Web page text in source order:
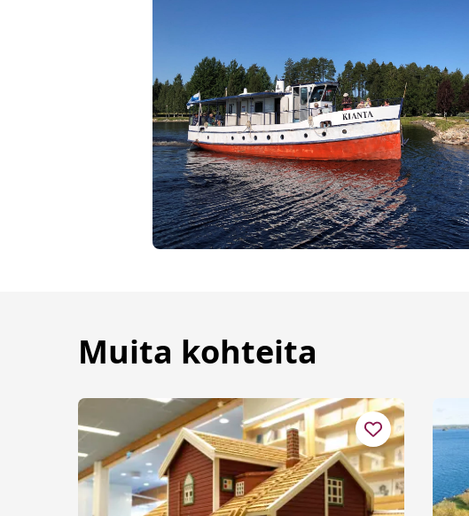
Muita kohteita